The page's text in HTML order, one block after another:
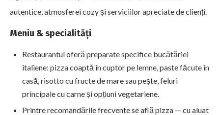
autentice, atmosferei cozy și serviciilor apreciate de clienți.
Meniu & specialități
Restaurantul oferă preparate specifice bucătăriei
italiene: pizza coaptă în cuptor pe lemne, paste făcute în
casă, risotto cu fructe de mare sau pește, feluri
principale cu carne și opțiuni vegetariene.
Printre recomandările frecvente se află pizza — cu aluat